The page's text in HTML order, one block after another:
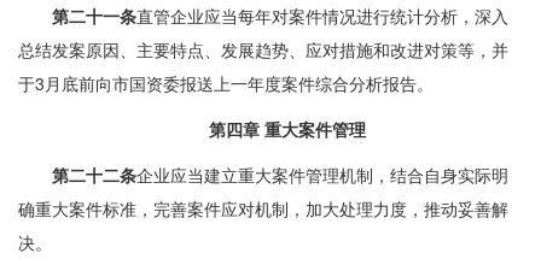
第二十一条直管企业应当每年对案件情况进行统计分析，深入
总结发案原因、主要特点、发展趋势、应对措施和改进对策等，并
于3月底前向市国资委报送上一年度案件综合分析报告。
第四章 重大案件管理
第二十二条企业应当建立重大案件管理机制，结合自身实际明
确重大案件标准，完善案件应对机制，加大处理力度，推动妥善解
决。